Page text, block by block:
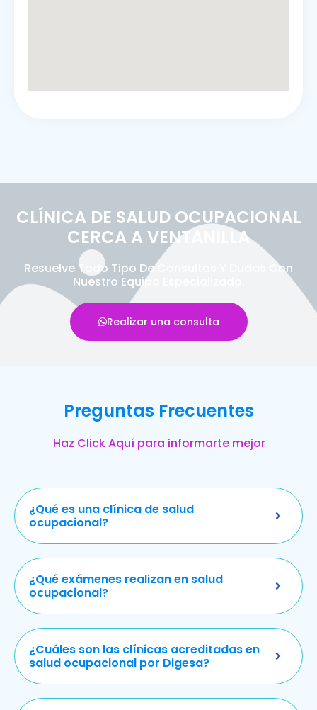
CLÍNICA DE SALUD OCUPACIONAL
CERCA A VENTANILLA
Resuelve Todo Tipo De Consultas Y Dudas Con
Nuestro Equipo Especializado.
Realizar una consulta
Preguntas Frecuentes
Haz Click Aquí para informarte mejor
¿Qué es una clínica de salud
ocupacional?
¿Qué exámenes realizan en salud
ocupacional?
¿Cuáles son las clínicas acreditadas en
salud ocupacional por Digesa?